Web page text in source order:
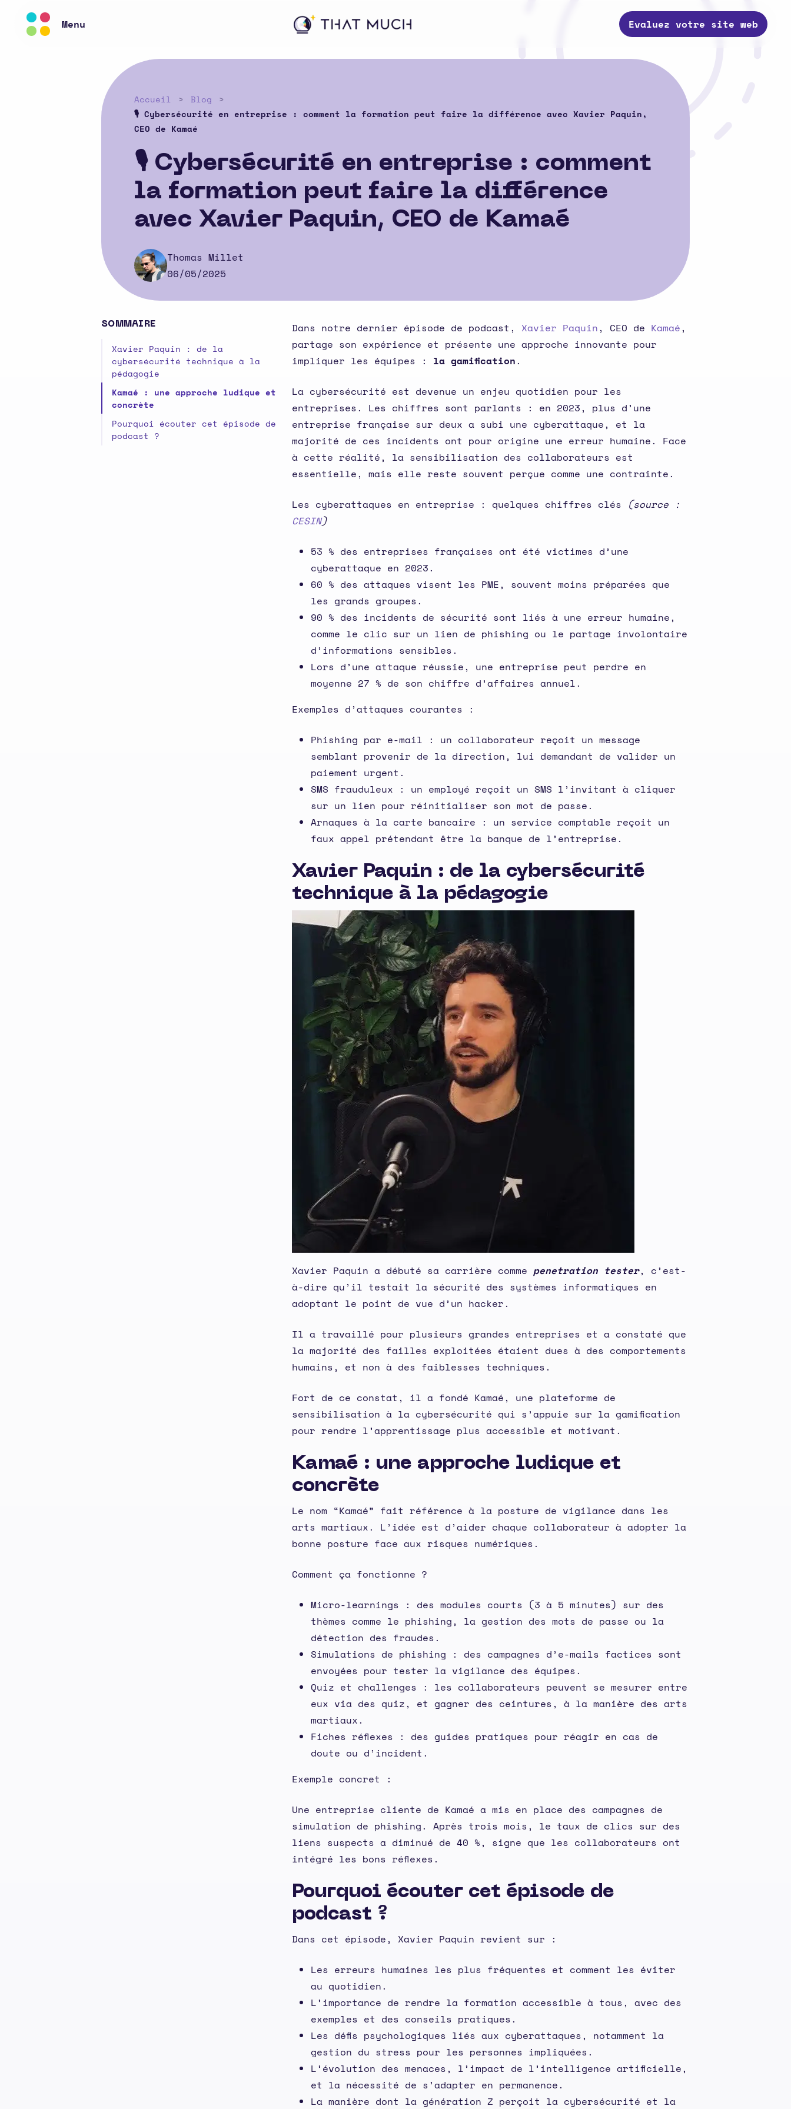
Menu Evaluez votre site web
Accueil
Blog
🎙️ Cybersécurité en entreprise : comment la formation peut faire la différence avec Xavier Paquin,
CEO de Kamaé
🎙️ Cybersécurité en entreprise : comment
la formation peut faire la différence
avec Xavier Paquin, CEO de Kamaé
Thomas Millet
06/05/2025
SOMMAIRE
Xavier Paquin : de la
cybersécurité technique à la
pédagogie
Kamaé : une approche ludique et
concrète
Pourquoi écouter cet épisode de
podcast ?
Dans notre dernier épisode de podcast, Xavier Paquin, CEO de Kamaé,
partage son expérience et présente une approche innovante pour
impliquer les équipes : la gamification.
La cybersécurité est devenue un enjeu quotidien pour les
entreprises. Les chiffres sont parlants : en 2023, plus d’une
entreprise française sur deux a subi une cyberattaque, et la
majorité de ces incidents ont pour origine une erreur humaine. Face
à cette réalité, la sensibilisation des collaborateurs est
essentielle, mais elle reste souvent perçue comme une contrainte.
Les cyberattaques en entreprise : quelques chiffres clés (source :
CESIN)
53 % des entreprises françaises ont été victimes d’une
cyberattaque en 2023.
60 % des attaques visent les PME, souvent moins préparées que
les grands groupes.
90 % des incidents de sécurité sont liés à une erreur humaine,
comme le clic sur un lien de phishing ou le partage involontaire
d’informations sensibles.
Lors d’une attaque réussie, une entreprise peut perdre en
moyenne 27 % de son chiffre d’affaires annuel.
Exemples d’attaques courantes :
Phishing par e-mail : un collaborateur reçoit un message
semblant provenir de la direction, lui demandant de valider un
paiement urgent.
SMS frauduleux : un employé reçoit un SMS l’invitant à cliquer
sur un lien pour réinitialiser son mot de passe.
Arnaques à la carte bancaire : un service comptable reçoit un
faux appel prétendant être la banque de l’entreprise.
Xavier Paquin : de la cybersécurité
technique à la pédagogie
Xavier Paquin a débuté sa carrière comme penetration tester, c’est-
à-dire qu’il testait la sécurité des systèmes informatiques en
adoptant le point de vue d’un hacker.
Il a travaillé pour plusieurs grandes entreprises et a constaté que
la majorité des failles exploitées étaient dues à des comportements
humains, et non à des faiblesses techniques.
Fort de ce constat, il a fondé Kamaé, une plateforme de
sensibilisation à la cybersécurité qui s’appuie sur la gamification
pour rendre l’apprentissage plus accessible et motivant.
Kamaé : une approche ludique et
concrète
Le nom “Kamaé” fait référence à la posture de vigilance dans les
arts martiaux. L’idée est d’aider chaque collaborateur à adopter la
bonne posture face aux risques numériques.
Comment ça fonctionne ?
Micro-learnings : des modules courts (3 à 5 minutes) sur des
thèmes comme le phishing, la gestion des mots de passe ou la
détection des fraudes.
Simulations de phishing : des campagnes d’e-mails factices sont
envoyées pour tester la vigilance des équipes.
Quiz et challenges : les collaborateurs peuvent se mesurer entre
eux via des quiz, et gagner des ceintures, à la manière des arts
martiaux.
Fiches réflexes : des guides pratiques pour réagir en cas de
doute ou d’incident.
Exemple concret :
Une entreprise cliente de Kamaé a mis en place des campagnes de
simulation de phishing. Après trois mois, le taux de clics sur des
liens suspects a diminué de 40 %, signe que les collaborateurs ont
intégré les bons réflexes.
Pourquoi écouter cet épisode de
podcast ?
Dans cet épisode, Xavier Paquin revient sur :
Les erreurs humaines les plus fréquentes et comment les éviter
au quotidien.
L’importance de rendre la formation accessible à tous, avec des
exemples et des conseils pratiques.
Les défis psychologiques liés aux cyberattaques, notamment la
gestion du stress pour les personnes impliquées.
L’évolution des menaces, l’impact de l’intelligence artificielle,
et la nécessité de s’adapter en permanence.
La manière dont la génération Z perçoit la cybersécurité et la